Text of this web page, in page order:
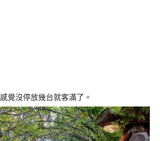
感覺沒停放幾台就客滿了。